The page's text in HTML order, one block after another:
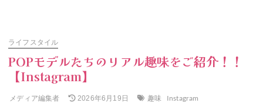
ライフスタイル
POPモデルたちのリアル趣味をご紹介！！
【Instagram】
メディア編集者 2026年6月19日 趣味 Instagram